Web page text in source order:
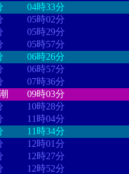
04時33分
05時02分
05時29分
05時57分
06時26分
06時57分
07時36分
09時03分
10時28分
11時04分
11時34分
12時01分
12時27分
12時52分